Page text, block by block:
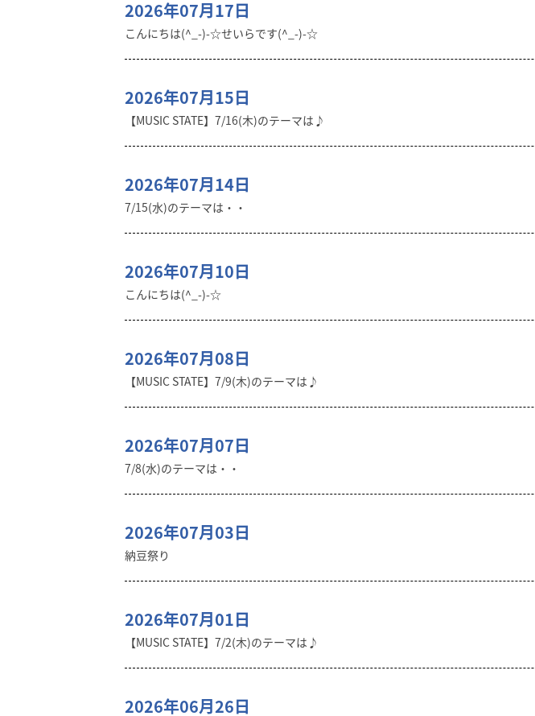
2026年07月17日
こんにちは(^_-)-☆せいらです(^_-)-☆
2026年07月15日
【MUSIC STATE】7/16(木)のテーマは♪
2026年07月14日
7/15(水)のテーマは・・
2026年07月10日
こんにちは(^_-)-☆
2026年07月08日
【MUSIC STATE】7/9(木)のテーマは♪
2026年07月07日
7/8(水)のテーマは・・
2026年07月03日
納豆祭り
2026年07月01日
【MUSIC STATE】7/2(木)のテーマは♪
2026年06月26日